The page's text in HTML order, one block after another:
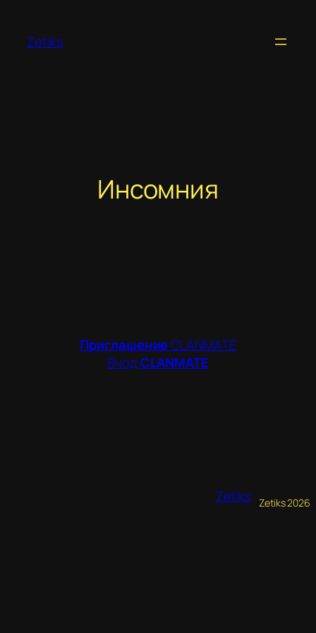
содержимому
Zetiks
Инсомния
ПриглашениеCLANMATE
ВчодCLANMATE
Zetiks Zetiks 2026